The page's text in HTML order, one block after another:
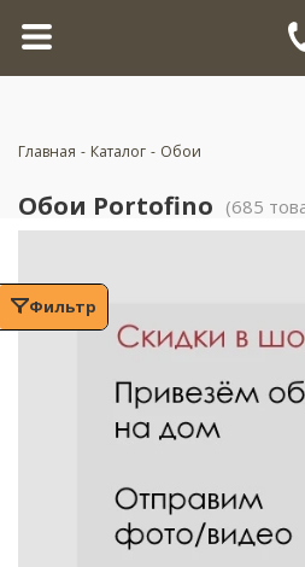
Главная - Каталог - Обои
Обои Portofino (685
Фильтр